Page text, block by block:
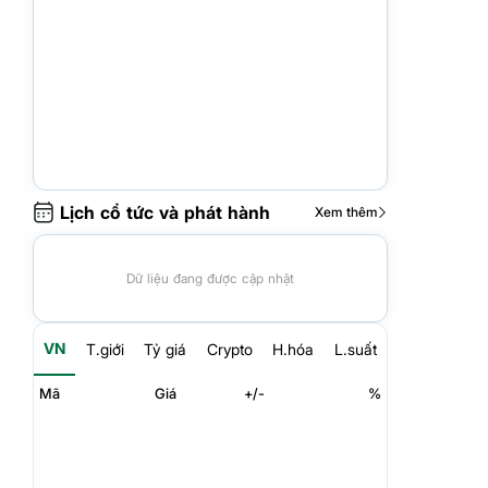
Lịch cổ tức và phát hành Xem thêm
Dữ liệu đang được cập nhật
VN T.giới Tỷ giá Crypto H.hóa L.suất
Mã Giá +/- %